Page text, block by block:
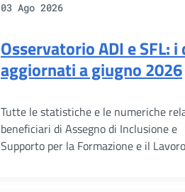
03 Ago 2026
Osservatorio ADI e SFL: i
aggiornati a giugno 2026
Tutte le statistiche e le numeriche
beneficiari di Assegno di Inclusione e
Supporto per la Formazione e il